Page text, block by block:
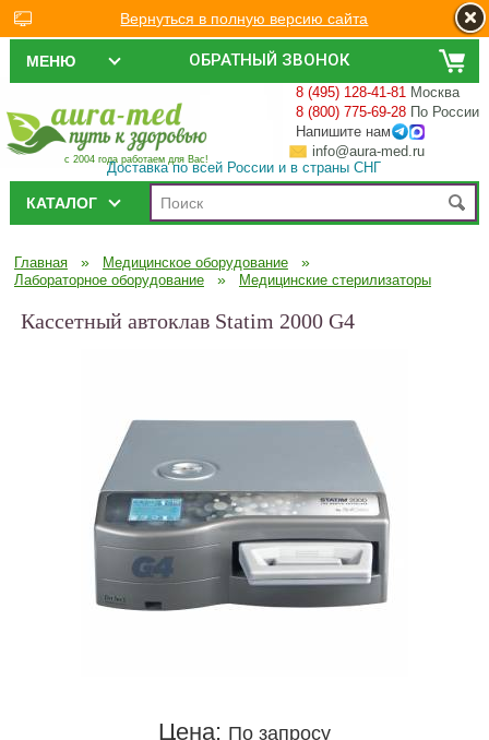
ОБРАТНЫЙ ЗВОНОК
МЕНЮ
с 2004 года работаем для Вас!
8 (495) 128-41-81 Москва
8 (800) 775-69-28 По России
Напишите нам
info@aura-med.ru
Доставка по всей России и в страны СНГ
КАТАЛОГ
Главная » Медицинское оборудование »
Лабораторное оборудование » Медицинские стерилизаторы
Кассетный автоклав Statim 2000 G4
Цена: По запросу
Вернуться в полную версию сайта